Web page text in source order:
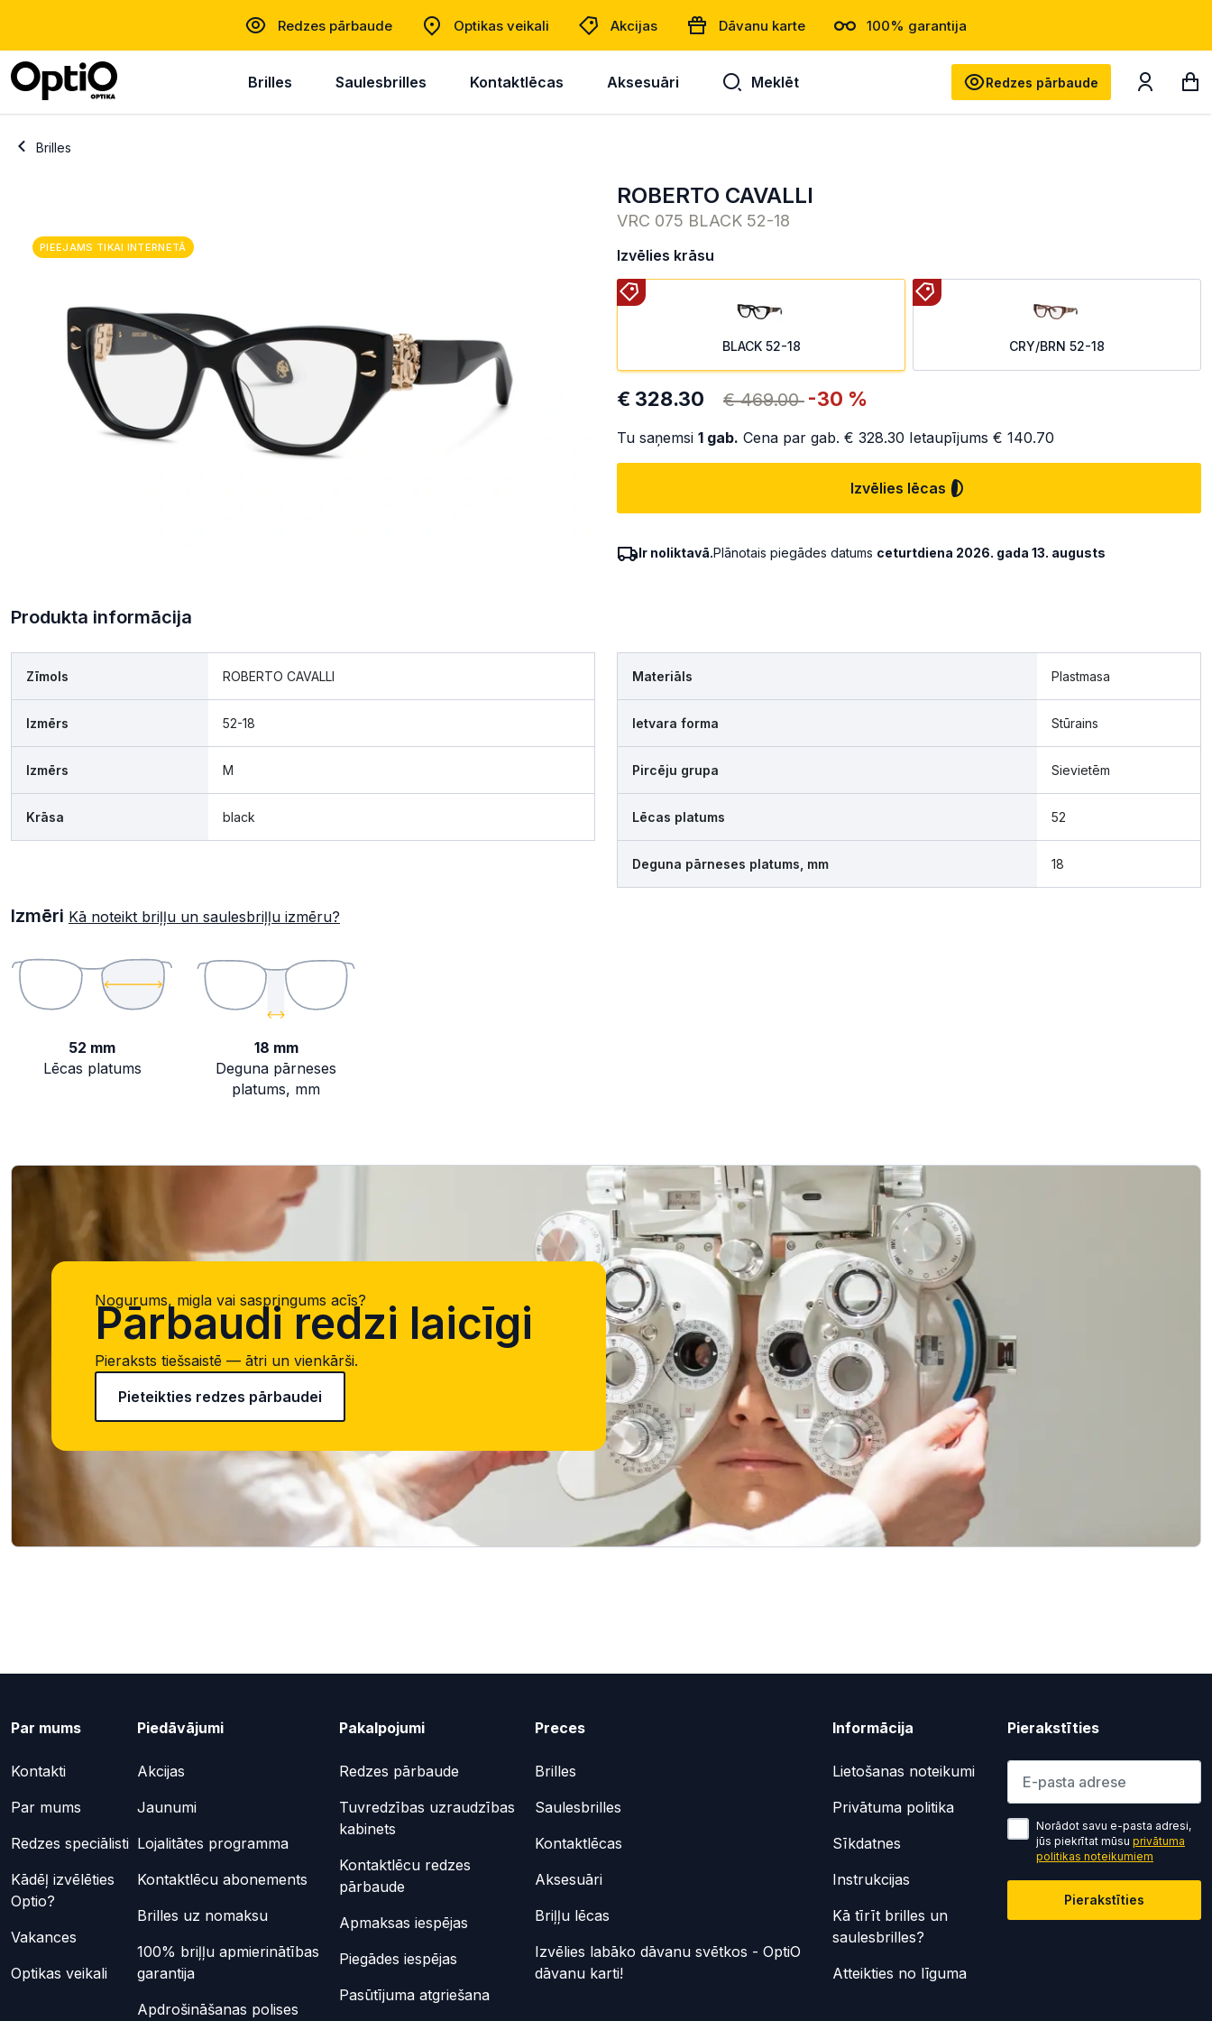
Redzes pārbaude Optikas veikali Akcijas Dāvanu karte 100% garantija
Brilles Saulesbrilles Kontaktlēcas Aksesuāri Meklēt Redzes pārbaude
Brilles
PIEEJAMS TIKAI INTERNETĀ
ROBERTO CAVALLI
VRC 075 BLACK 52-18
Izvēlies krāsu
BLACK 52-18 CRY/BRN 52-18
€ 328.30 € 469.00 -30 %
Tu saņemsi 1 gab. Cena par gab. € 328.30 Ietaupījums € 140.70
Izvēlies lēcas
Ir noliktavā.Plānotais piegādes datums ceturtdiena 2026. gada 13. augusts
Produkta informācija
Zīmols ROBERTO CAVALLI
Izmērs 52-18
Izmērs M
Krāsa black
Materiāls Plastmasa
Ietvara forma Stūrains
Pircēju grupa Sievietēm
Lēcas platums 52
Deguna pārneses platums, mm 18
Izmēri Kā noteikt briļļu un saulesbriļļu izmēru?
52 mm
Lēcas platums
18 mm
Deguna pārneses
platums, mm
Nogurums, migla vai saspringums acīs?
Pārbaudi redzi laicīgi
Pieraksts tiešsaistē — ātri un vienkārši.
Pieteikties redzes pārbaudei
Par mums
Kontakti
Par mums
Redzes speciālisti
Kādēļ izvēlēties
Optio?
Vakances
Optikas veikali
Piedāvājumi
Akcijas
Jaunumi
Lojalitātes programma
Kontaktlēcu abonements
Brilles uz nomaksu
100% briļļu apmierinātības
garantija
Apdrošināšanas polises
Pakalpojumi
Redzes pārbaude
Tuvredzības uzraudzības
kabinets
Kontaktlēcu redzes
pārbaude
Apmaksas iespējas
Piegādes iespējas
Pasūtījuma atgriešana
Preces
Brilles
Saulesbrilles
Kontaktlēcas
Aksesuāri
Briļļu lēcas
Izvēlies labāko dāvanu svētkos - OptiO
dāvanu karti!
Informācija
Lietošanas noteikumi
Privātuma politika
Sīkdatnes
Instrukcijas
Kā tīrīt brilles un
saulesbrilles?
Atteikties no līguma
Pierakstīties
Lūdzu ievadiet e-pasta adresi
Norādot savu e-pasta adresi,
jūs piekrītat mūsu privātuma
politikas noteikumiem
Pierakstīties